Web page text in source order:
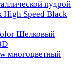
пудрой
High Speed Black
Шелковый
многоцветный